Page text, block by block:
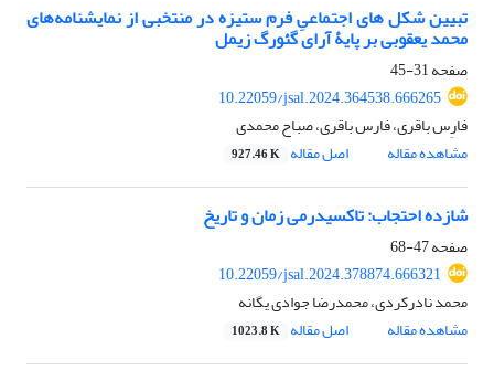
تبیین شکل های اجتماعیِ فرم ستیزه در منتخبی از نمایشنامه‌های
محمد یعقوبی بر پایۀ آرای گئورگ زیمل
صفحه31-45
10.22059/jsal.2024.364538.666265
فارِس باقری، فارس باقری، صباح محمدی
مشاهده مقاله
اصل مقاله 927.46 K
شازده احتجاب: تاکسیدرمی زمان و تاریخ
صفحه47-68
10.22059/jsal.2024.378874.666321
محمد نادرکردی، محمدرضا جوادی یگانه
مشاهده مقاله
اصل مقاله 1023.8 K